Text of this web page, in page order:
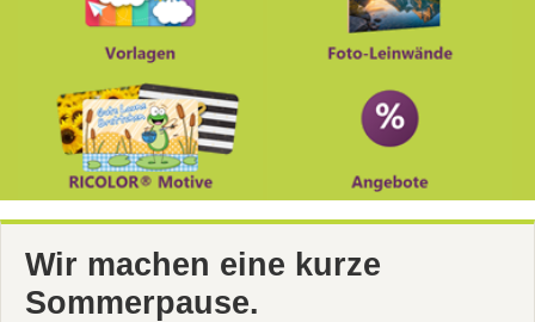
Wir machen eine kurze
Sommerpause.